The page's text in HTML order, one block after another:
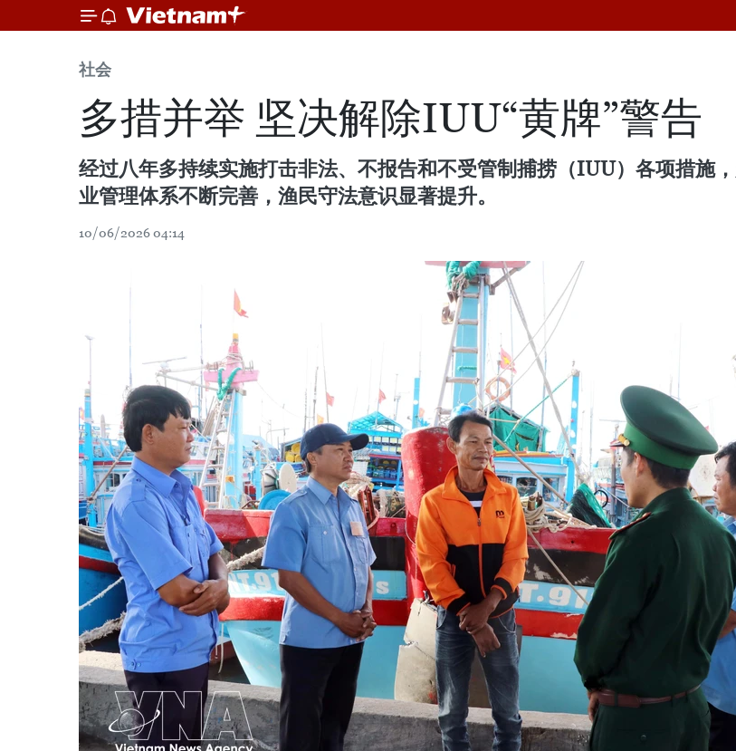
社会
多措并举 坚决解除IUU“黄牌”警告
经过八年多持续实施打击非法、不报告和不受管制捕捞（IUU）各项措施
业管理体系不断完善，渔民守法意识显著提升。
10/06/2026 04:14